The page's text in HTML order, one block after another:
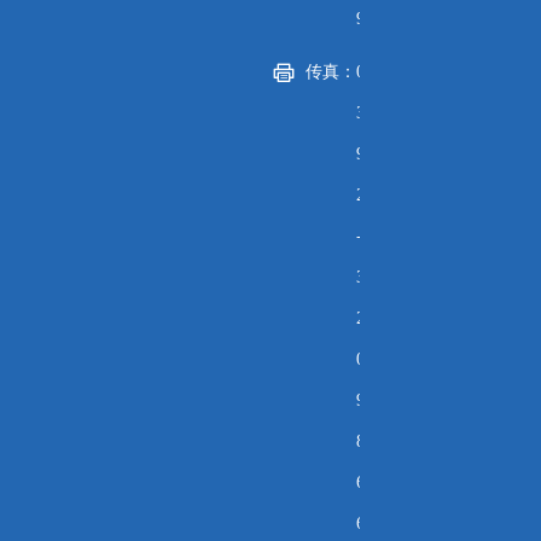
9
传真： 0
3
9
2
-
3
2
0
9
8
6
6